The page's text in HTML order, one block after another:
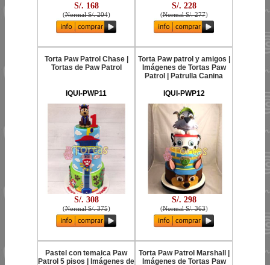
S/. 168
(Normal S/. 204)
S/. 228
(Normal S/. 277)
Torta Paw Patrol Chase |
Tortas de Paw Patrol
IQUI-PWP11
S/. 308
(Normal S/. 375)
Torta Paw patrol y amigos |
Imágenes de Tortas Paw
Patrol | Patrulla Canina
IQUI-PWP12
S/. 298
(Normal S/. 363)
Pastel con temaica Paw
Patrol 5 pisos | Imágenes de
Torta Paw Patrol Marshall |
Imágenes de Tortas Paw